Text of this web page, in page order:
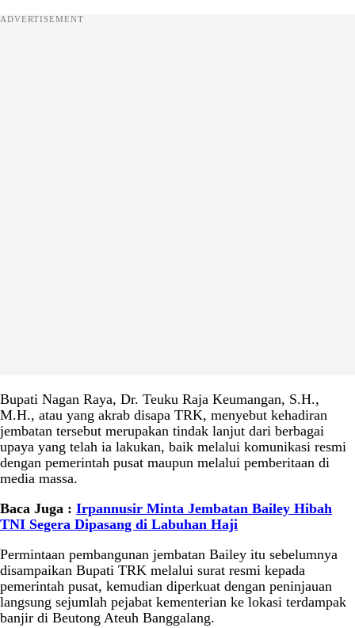
ADVERTISEMENT
Bupati Nagan Raya, Dr. Teuku Raja Keumangan, S.H.,
M.H., atau yang akrab disapa TRK, menyebut kehadiran
jembatan tersebut merupakan tindak lanjut dari berbagai
upaya yang telah ia lakukan, baik melalui komunikasi resmi
dengan pemerintah pusat maupun melalui pemberitaan di
media massa.
Baca Juga : Irpannusir Minta Jembatan Bailey Hibah
TNI Segera Dipasang di Labuhan Haji
Permintaan pembangunan jembatan Bailey itu sebelumnya
disampaikan Bupati TRK melalui surat resmi kepada
pemerintah pusat, kemudian diperkuat dengan peninjauan
langsung sejumlah pejabat kementerian ke lokasi terdampak
banjir di Beutong Ateuh Banggalang.